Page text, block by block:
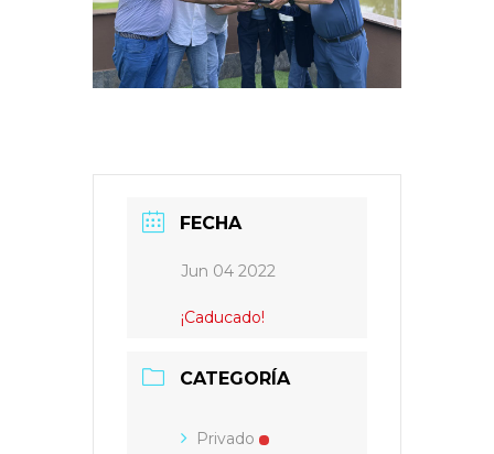
FECHA
Jun 04 2022
¡Caducado!
CATEGORÍA
Privado